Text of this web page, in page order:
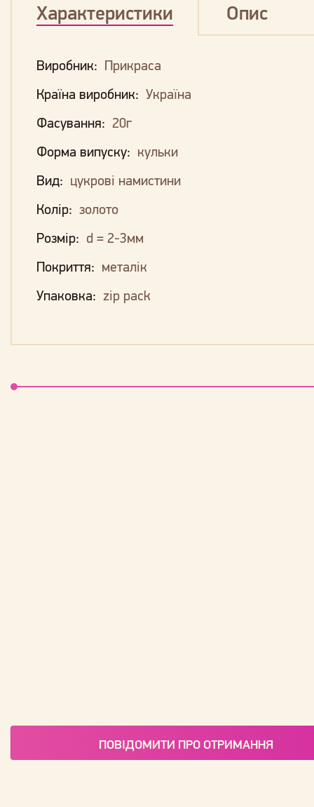
Характеристики Опис
Виробник: Прикраса
Країна виробник: Україна
Фасування: 20г
Форма випуску: кульки
Вид: цукрові намистини
Колір: золото
Розмір: d = 2-3мм
Покриття: металік
Упаковка: zip pack
ПОВІДОМИТИ ПРО ОТРИМАННЯ